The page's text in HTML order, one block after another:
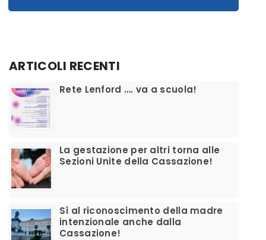
ARTICOLI RECENTI
​Rete Lenford …. va a scuola!
La gestazione per altri torna alle
Sezioni Unite della Cassazione!
Sì al riconoscimento della madre
intenzionale anche dalla
Cassazione!